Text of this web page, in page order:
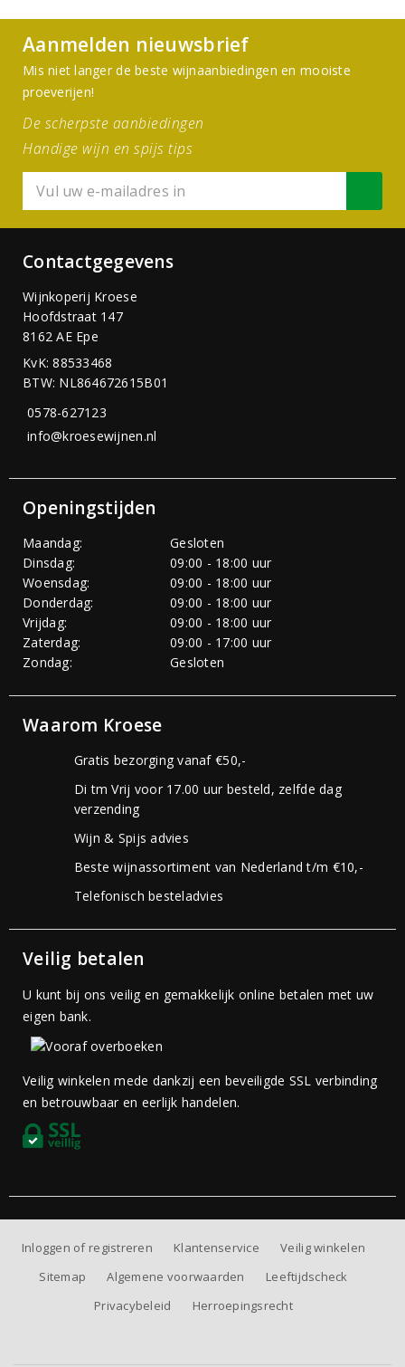
Aanmelden nieuwsbrief
Mis niet langer de beste wijnaanbiedingen en mooiste
proeverijen!
De scherpste aanbiedingen
Handige wijn en spijs tips
Contactgegevens
Wijnkoperij Kroese
Hoofdstraat 147
8162 AE Epe
KvK: 88533468
BTW: NL864672615B01
0578-627123
info@kroesewijnen.nl
Openingstijden
Maandag:
Gesloten
Dinsdag:
09:00 - 18:00 uur
Woensdag:
09:00 - 18:00 uur
Donderdag:
09:00 - 18:00 uur
Vrijdag:
09:00 - 18:00 uur
Zaterdag:
09:00 - 17:00 uur
Zondag:
Gesloten
Waarom Kroese
Gratis bezorging vanaf €50,-
Di tm Vrij voor 17.00 uur besteld, zelfde dag
verzending
Wijn & Spijs advies
Beste wijnassortiment van Nederland t/m €10,-
Telefonisch besteladvies
Veilig betalen
U kunt bij ons veilig en gemakkelijk online betalen met uw
eigen bank.
Veilig winkelen mede dankzij een beveiligde SSL verbinding
en betrouwbaar en eerlijk handelen.
Inloggen of registreren Klantenservice
Veilig winkelen
Sitemap
Algemene voorwaarden
Leeftijdscheck
Privacybeleid
Herroepingsrecht